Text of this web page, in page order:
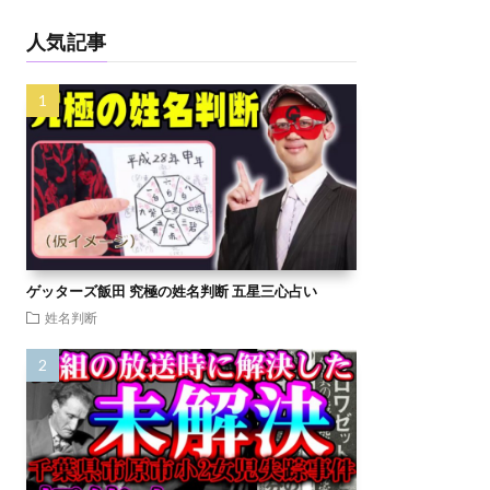
人気記事
ゲッターズ飯田 究極の姓名判断 五星三心占い
姓名判断